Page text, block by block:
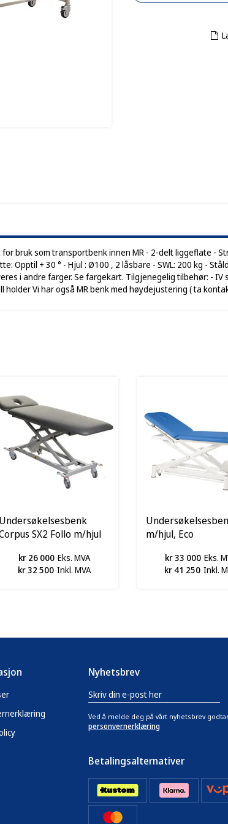
bruk som transportbenk innen MR - 2-delt liggeflate -
Opptil + 30 ° - Hjul : Ø100 , 2 låsbare - SWL: 200 kg -
i andre farger. Se fargekart. Tilgjenegelig tilbehør: - IV
holder Vi har også MR benk med høydejustering ( ta
Undersøkelsesbenk
SX2 Follo m/hjul
kr 26 000 Eks. MVA
kr 32 500 Inkl. MVA
m/hjul, Eco
kr 33 000 Eks.
kr 41 250 Inkl.
Nyhetsbrev
Ved å melde deg på vårt nyhetsbrev
personvernerklæring
Betalingsalternativer